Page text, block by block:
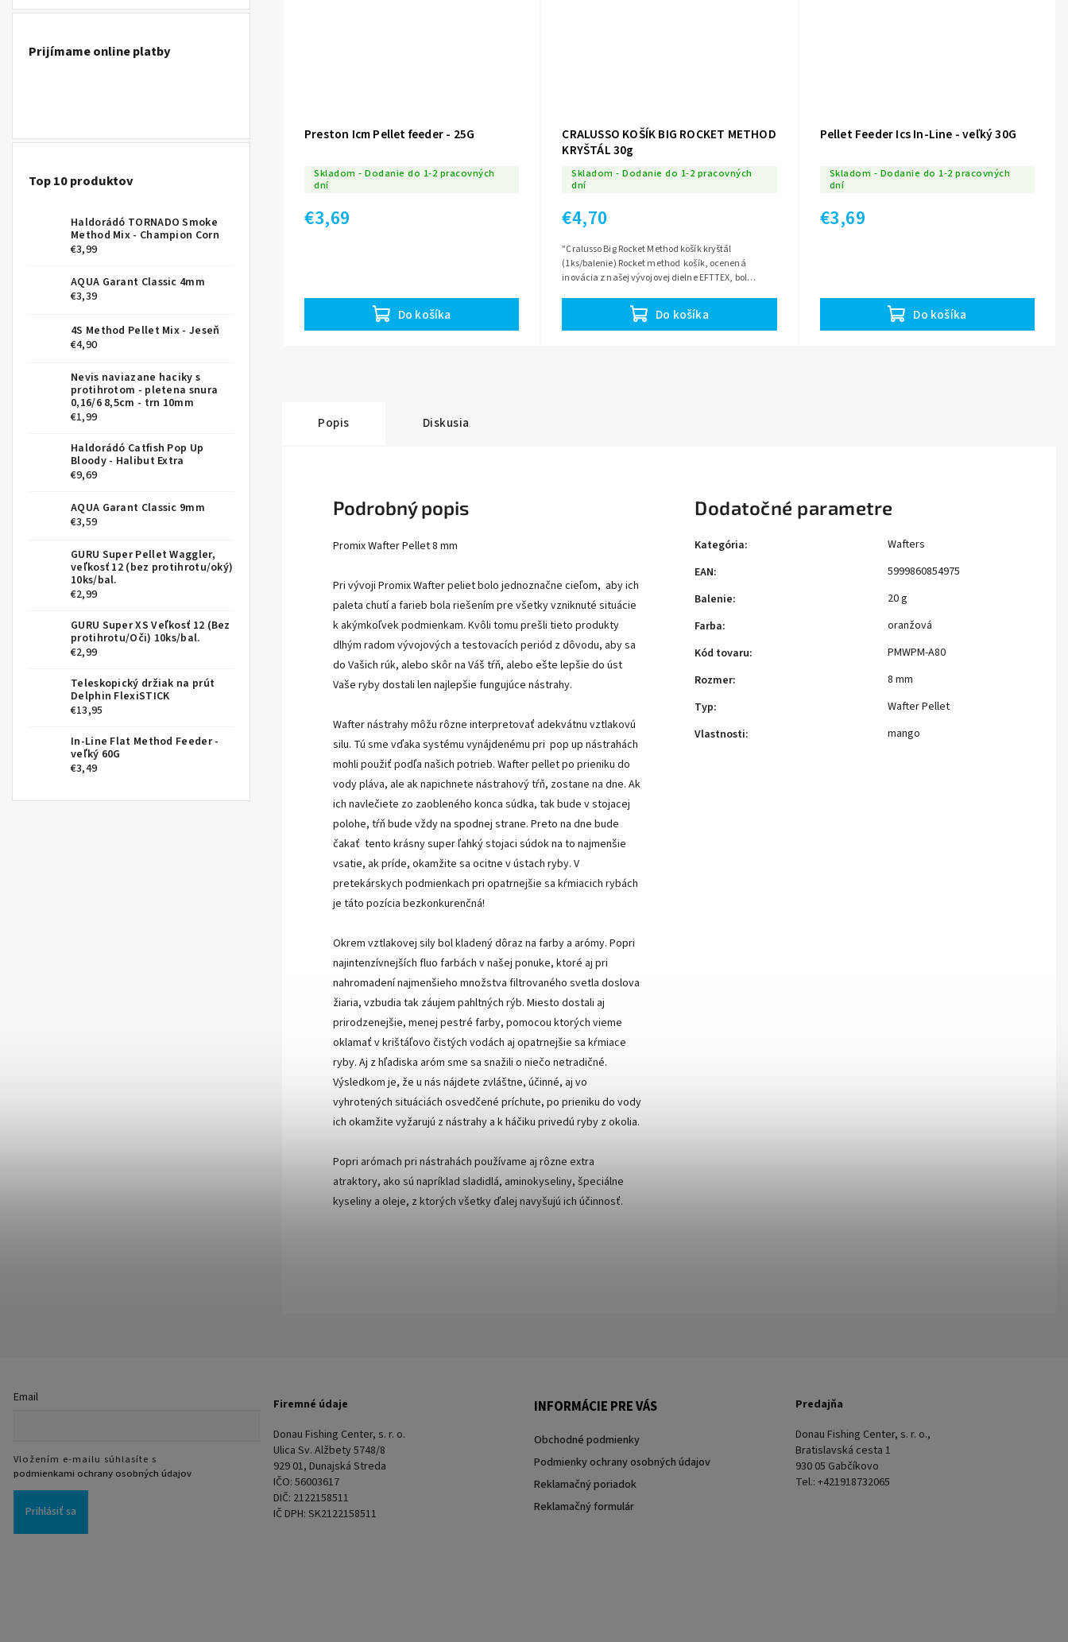
Prijímame online platby
Top 10 produktov
Haldorádó TORNADO Smoke
Method Mix - Champion Corn
€3,99
AQUA Garant Classic 4mm
€3,39
4S Method Pellet Mix - Jeseň
€4,90
Nevis naviazane haciky s
protihrotom - pletena snura
0,16/6 8,5cm - trn 10mm
€1,99
Haldorádó Catfish Pop Up
Bloody - Halibut Extra
€9,69
AQUA Garant Classic 9mm
€3,59
GURU Super Pellet Waggler,
veľkosť 12 (bez protihrotu/oký)
10ks/bal.
€2,99
GURU Super XS Veľkosť 12 (Bez
protihrotu/Oči) 10ks/bal.
€2,99
Teleskopický držiak na prút
Delphin FlexiSTICK
€13,95
In-Line Flat Method Feeder -
veľký 60G
€3,49
Preston Icm Pellet feeder - 25G
Skladom - Dodanie do 1-2 pracovných
dní
€3,69
Do košíka
CRALUSSO KOŠÍK BIG ROCKET METHOD
KRYŠTÁL 30g
Skladom - Dodanie do 1-2 pracovných
dní
€4,70
Do košíka
"Cralusso Big Rocket Method košík kryštál
(1ks/balenie) Rocket method košík, ocenená
inovácia z našej vývojovej dielne EFTTEX, bol
Pellet Feeder Ics In-Line - veľký 30G
Skladom - Dodanie do 1-2 pracovných
dní
€3,69
Do košíka
Popis Diskusia
Podrobný popis
Promix Wafter Pellet 8 mm
Pri vývoji Promix Wafter peliet bolo jednoznačne cieľom, aby ich
paleta chutí a farieb bola riešením pre všetky vzniknuté situácie
k akýmkoľvek podmienkam. Kvôli tomu prešli tieto produkty
dlhým radom vývojových a testovacích periód z dôvodu, aby sa
do Vašich rúk, alebo skôr na Váš tŕň, alebo ešte lepšie do úst
Vaše ryby dostali len najlepšie fungujúce nástrahy.
Wafter nástrahy môžu rôzne interpretovať adekvátnu vztlakovú
silu. Tú sme vďaka systému vynájdenému pri pop up nástrahách
mohli použiť podľa našich potrieb. Wafter pellet po prieniku do
vody pláva, ale ak napichnete nástrahový tŕň, zostane na dne. Ak
ich navlečiete zo zaobleného konca súdka, tak bude v stojacej
polohe, tŕň bude vždy na spodnej strane. Preto na dne bude
čakať tento krásny super ľahký stojaci súdok na to najmenšie
vsatie, ak príde, okamžite sa ocitne v ústach ryby. V
pretekárskych podmienkach pri opatrnejšie sa kŕmiacich rybách
je táto pozícia bezkonkurenčná!
Okrem vztlakovej sily bol kladený dôraz na farby a arómy. Popri
najintenzívnejších fluo farbách v našej ponuke, ktoré aj pri
nahromadení najmenšieho množstva filtrovaného svetla doslova
žiaria, vzbudia tak záujem pahltných rýb. Miesto dostali aj
prirodzenejšie, menej pestré farby, pomocou ktorých vieme
oklamať v krištáľovo čistých vodách aj opatrnejšie sa kŕmiace
ryby. Aj z hľadiska aróm sme sa snažili o niečo netradičné.
Výsledkom je, že u nás nájdete zvláštne, účinné, aj vo
vyhrotených situáciách osvedčené príchute, po prieniku do vody
ich okamžite vyžarujú z nástrahy a k háčiku privedú ryby z okolia.
Popri arómach pri nástrahách používame aj rôzne extra
atraktory, ako sú napríklad sladidlá, aminokyseliny, špeciálne
kyseliny a oleje, z ktorých všetky ďalej navyšujú ich účinnosť.
Dodatočné parametre
Kategória:
Wafters
EAN:
5999860854975
Balenie:
20 g
Farba:
oranžová
Kód tovaru:
PMWPM-A80
Rozmer:
8 mm
Typ:
Wafter Pellet
Vlastnosti: mango
Email
Vložením e-mailu súhlasíte s
podmienkami ochrany osobných údajov
Prihlásiť sa
Firemné údaje
Donau Fishing Center, s. r. o.
Ulica Sv. Alžbety 5748/8
929 01, Dunajská Streda
IČO: 56003617
DIČ: 2122158511
IČ DPH: SK2122158511
INFORMÁCIE PRE VÁS
Obchodné podmienky
Podmienky ochrany osobných údajov
Reklamačný poriadok
Reklamačný formulár
Predajňa
Donau Fishing Center, s. r. o.,
Bratislavská cesta 1
930 05 Gabčíkovo
Tel.: +421918732065